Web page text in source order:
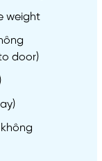
weight
door)